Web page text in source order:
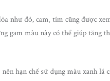
như đỏ, cam, tím cũng được
gam màu này có thể giúp tăng
hạn chế sử dụng màu xanh